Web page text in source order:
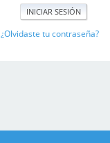
¿Olvidaste tu contraseña?